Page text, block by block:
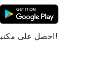
احصل على مكتبة التمارين في جيبك!